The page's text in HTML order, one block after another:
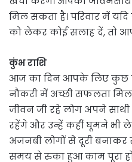
मिल सकता है। परिवार में
को लेकर कोई सलाह दें, तो
कुंभ राशि
आज का दिन आपके लिए कुछ
नौकरी में अच्छी सफलता
जीवन जी रहे लोग अपने
रहेंगे और उन्हें कहीं घूमने भी
अजनबी लोगों से दूरी बनाकर
समय से रुका हुआ काम पूरा हो